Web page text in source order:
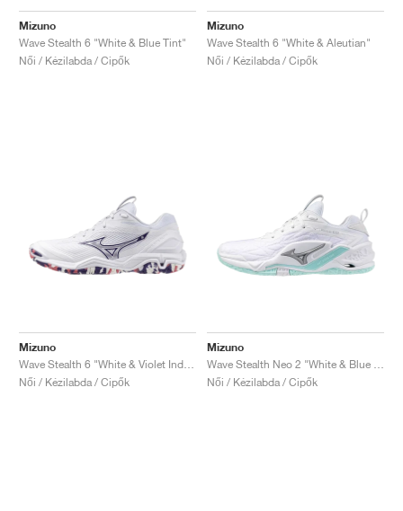
Mizuno
Wave Stealth 6 "White & Blue Tint"
Női / Kézilabda / Cipők
Mizuno
Wave Stealth 6 "White & Aleutian"
Női / Kézilabda / Cipők
Mizuno
Női / Kézilabda / Cipők
Mizuno
Női / Kézilabda / Cipők